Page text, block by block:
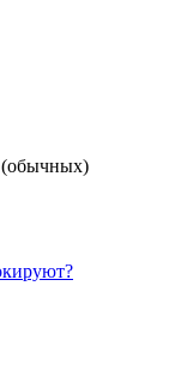
(обычных)